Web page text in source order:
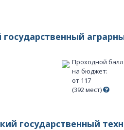
Проходной балл
на бюджет:
от 117
(392 мест)
государственный